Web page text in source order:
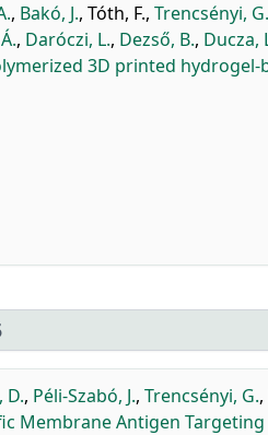
, Bakó, J., Tóth, F., Trencsényi, G.
, Daróczi, L., Dezső, B., Ducza,
3D printed hydrogel-
D., Péli-Szabó, J., Trencsényi, G.,
Membrane Antigen Targeting